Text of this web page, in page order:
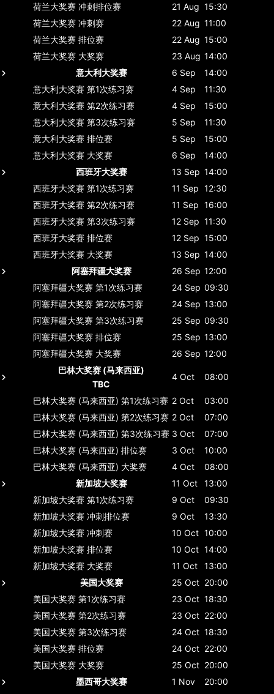
荷兰大奖赛 冲刺排位赛 21 Aug 15:30
荷兰大奖赛 冲刺赛 22 Aug 11:00
荷兰大奖赛 排位赛 22 Aug 15:00
荷兰大奖赛 大奖赛 23 Aug 14:00
意大利大奖赛
6 Sep
14:00
意大利大奖赛 第1次练习赛 4 Sep
11:30
意大利大奖赛 第2次练习赛 4 Sep
15:00
意大利大奖赛 第3次练习赛 5 Sep
11:30
意大利大奖赛 排位赛 5 Sep
15:00
意大利大奖赛 大奖赛 6 Sep
14:00
西班牙大奖赛
13 Sep 14:00
西班牙大奖赛 第1次练习赛 11 Sep 12:30
西班牙大奖赛 第2次练习赛 11 Sep 16:00
西班牙大奖赛 第3次练习赛 12 Sep 11:30
西班牙大奖赛 排位赛 12 Sep 15:00
西班牙大奖赛 大奖赛 13 Sep 14:00
阿塞拜疆大奖赛
26 Sep 12:00
阿塞拜疆大奖赛 第1次练习赛 24 Sep 09:30
阿塞拜疆大奖赛 第2次练习赛 24 Sep 13:00
阿塞拜疆大奖赛 第3次练习赛 25 Sep 09:30
阿塞拜疆大奖赛 排位赛 25 Sep 13:00
阿塞拜疆大奖赛 大奖赛 26 Sep 12:00
巴林大奖赛 (马来西亚)
TBC
4 Oct 08:00
巴林大奖赛 (马来西亚) 第1次练习赛 2 Oct
03:00
巴林大奖赛 (马来西亚) 第2次练习赛 2 Oct
07:00
巴林大奖赛 (马来西亚) 第3次练习赛 3 Oct
07:00
巴林大奖赛 (马来西亚) 排位赛 3 Oct
10:00
巴林大奖赛 (马来西亚) 大奖赛 4 Oct
08:00
新加坡大奖赛
11 Oct
13:00
新加坡大奖赛 第1次练习赛 9 Oct
09:30
新加坡大奖赛 冲刺排位赛 9 Oct
13:30
新加坡大奖赛 冲刺赛 10 Oct 10:00
新加坡大奖赛 排位赛 10 Oct 14:00
新加坡大奖赛 大奖赛 11 Oct
13:00
美国大奖赛
25 Oct 20:00
美国大奖赛 第1次练习赛 23 Oct 18:30
美国大奖赛 第2次练习赛 23 Oct 22:00
美国大奖赛 第3次练习赛 24 Oct 18:30
美国大奖赛 排位赛 24 Oct 22:00
美国大奖赛 大奖赛 25 Oct 20:00
墨西哥大奖赛
1 Nov
20:00